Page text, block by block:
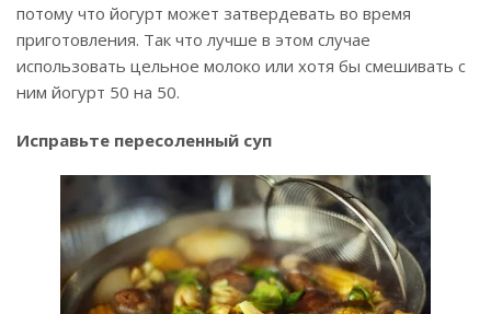
потому что йогурт может затвердевать во время
приготовления. Так что лучше в этом случае
использовать цельное молоко или хотя бы смешивать с
ним йогурт 50 на 50.
Исправьте пересоленный суп